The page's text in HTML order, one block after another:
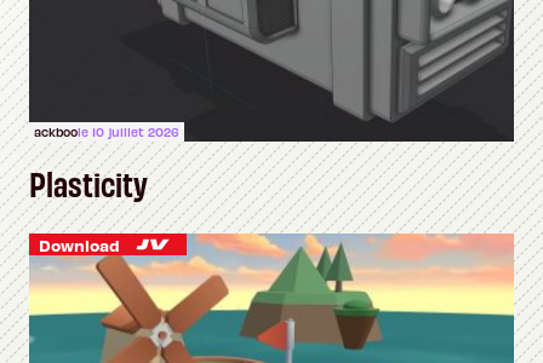
ackboole 10 juillet 2026
Plasticity
Download